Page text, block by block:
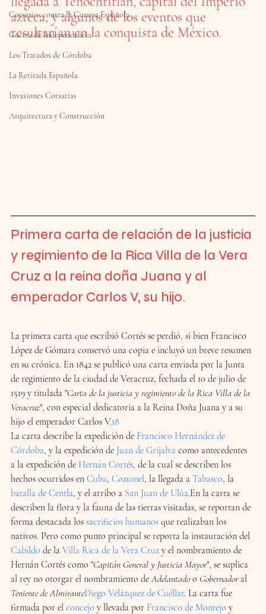
Corsarios contra la Corona Española
Guerra de Independencia
Los Tratados de Córdoba
La Retirada Española
Invasiones Corsarias
Arquitectura y Construcción
azteca, y algunos de los eventos que
resultarían en la conquista de México.
Primera carta de relación de la justicia
y regimiento de la Rica Villa de la Vera
Cruz a la reina doña Juana y al
emperador Carlos V, su hijo.
La primera carta que escribió Cortés se perdió, si bien Francisco
López de Gómara conservó una copia e incluyó un breve resumen
en su crónica. En 1842 se publicó una carta enviada por la Junta
de regimiento de la ciudad de Veracruz, fechada el 10 de julio de
1519 y titulada "Carta de la justicia y regimiento de la Rica Villa de la
Veracruz", con especial dedicatoria a la Reina Doña Juana y a su
hijo el emperador Carlos V.18
La carta describe la expedición de Francisco Hernández de
Córdoba, y la expedición de Juan de Grijalva como antecedentes
a la expedición de Hernán Cortés, de la cual se describen los
hechos ocurridos en Cuba, Cozumel, la llegada a Tabasco, la
batalla de Centla, y el arribo a San Juan de Ulúa.En la carta se
describen la flora y la fauna de las tierras visitadas, se reportan de
forma destacada los sacrificios humanos que realizaban los
nativos. Pero como punto principal se reporta la instauración del
Cabildo de la Villa Rica de la Vera Cruz y el nombramiento de
Hernán Cortés como "Capitán General y Justicia Mayor", se suplica
al rey no otorgar el nombramiento de Adelantado o Gobernador al
Teniente de AlmiranteDiego Velázquez de Cuéllar. La carta fue
firmada por el concejo y llevada por Francisco de Montejo y